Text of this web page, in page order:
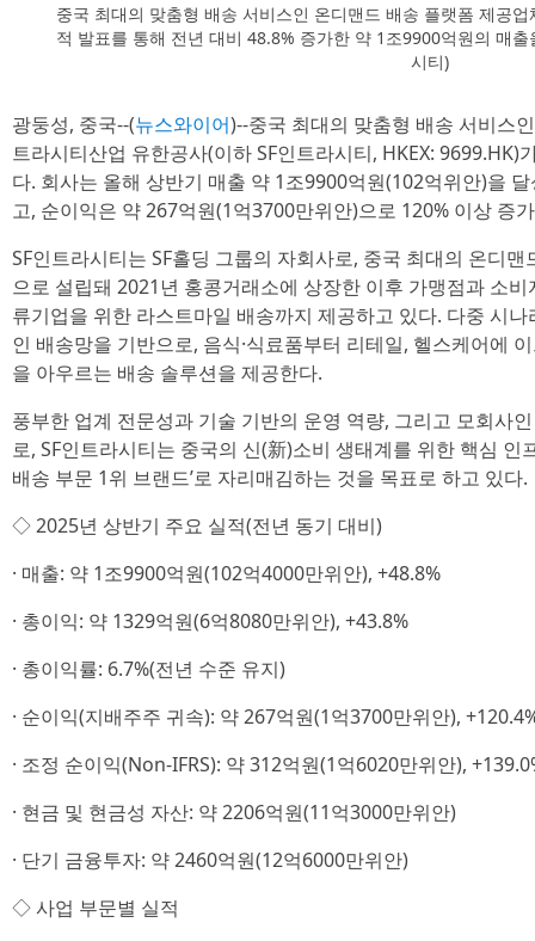
중국 최대의 맞춤형 배송 서비스인 온디맨드 배송 플랫폼 제공
적 발표를 통해 전년 대비 48.8% 증가한 약 1조9900억원의 매
시티)
광둥성, 중국--(뉴스와이어)--중국 최대의 맞춤형 배송 서비스
트라시티산업 유한공사(이하 SF인트라시티, HKEX:
다. 회사는 올해 상반기 매출 약 1조9900억원(102억위안)을
고, 순이익은 약 267억원(1억3700만위안)으로 120% 이상 증
SF인트라시티는 SF홀딩 그룹의 자회사로, 중국 최대의 온디
으로 설립돼 2021년 홍콩거래소에 상장한 이후 가맹점과 소
류기업을 위한 라스트마일 배송까지 제공하고 있다. 다중 시
인 배송망을 기반으로, 음식·식료품부터 리테일, 헬스케어에
을 아우르는 배송 솔루션을 제공한다.
풍부한 업계 전문성과 기술 기반의 운영 역량, 그리고 모회사
로, SF인트라시티는 중국의 신(新)소비 생태계를 위한 핵심 인
배송 부문 1위 브랜드’로 자리매김하는 것을 목표로 하고 있다.
◇ 2025년 상반기 주요 실적(전년 동기 대비)
· 매출: 약 1조9900억원(102억4000만위안), +48.8%
· 총이익: 약 1329억원(6억8080만위안), +43.8%
· 총이익률: 6.7%(전년 수준 유지)
· 순이익(지배주주 귀속): 약 267억원(1억3700만위안),
· 조정 순이익(Non-IFRS): 약 312억원(1억6020만위안),
· 현금 및 현금성 자산: 약 2206억원(11억3000만위안)
· 단기 금융투자: 약 2460억원(12억6000만위안)
◇ 사업 부문별 실적